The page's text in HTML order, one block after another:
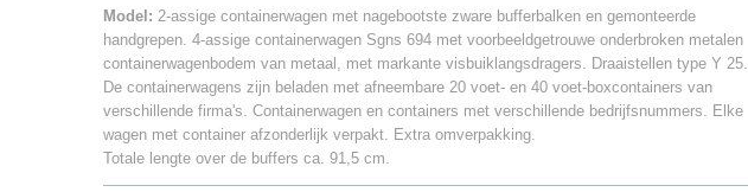
Model: 2-assige containerwagen met nagebootste zware bufferbalken en gemonteerde
handgrepen. 4-assige containerwagen Sgns 694 met voorbeeldgetrouwe onderbroken metalen
containerwagenbodem van metaal, met markante visbuiklangsdragers. Draaistellen type Y 25.
De containerwagens zijn beladen met afneembare 20 voet- en 40 voet-boxcontainers van
verschillende firma's. Containerwagen en containers met verschillende bedrijfsnummers. Elke
wagen met container afzonderlijk verpakt. Extra omverpakking.
Totale lengte over de buffers ca. 91,5 cm.